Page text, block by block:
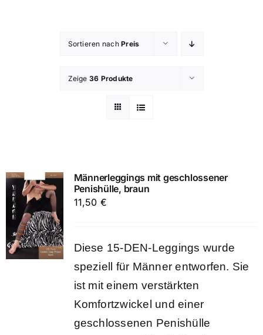
Sortieren nachPreis
Zeige 36 Produkte
Männerleggings mit geschlossener
Penishülle, braun
11,50 €
Diese 15-DEN-Leggings wurde
speziell für Männer entworfen. Sie
ist mit einem verstärkten
Komfortzwickel und einer
geschlossenen Penishülle